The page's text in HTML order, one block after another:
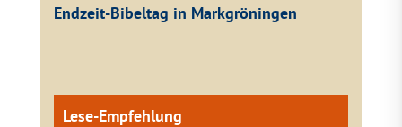
Endzeit-Bibeltag in Markgröningen
Lese-Empfehlung